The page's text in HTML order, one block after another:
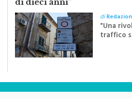
“Il nuovo piano traffico?
di dieci anni”
di
"Una